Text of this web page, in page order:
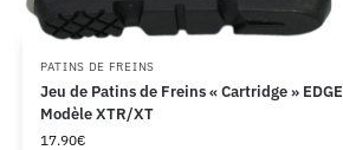
PATINS DE FREINS
Jeu de Patins de Freins « Cartridge » EDGE
Modèle XTR/XT
17.90€